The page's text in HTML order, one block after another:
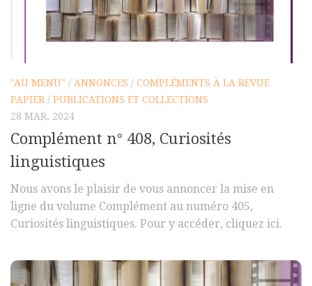
Matins pédagogiques de la S.L.N.L.
Polifonia
Concours
Programmes
Agrégation et Capes
CPGE
Actualités
Annonces
Vous abonner / commander un numéro
"AU MENU" / ANNONCES / COMPLÉMENTS À LA REVUE
PAPIER / PUBLICATIONS ET COLLECTIONS
28 MAR, 2024
Complément n° 408, Curiosités
linguistiques
Nous avons le plaisir de vous annoncer la mise en
ligne du volume Complément au numéro 405,
Curiosités linguistiques. Pour y accéder, cliquez ici.